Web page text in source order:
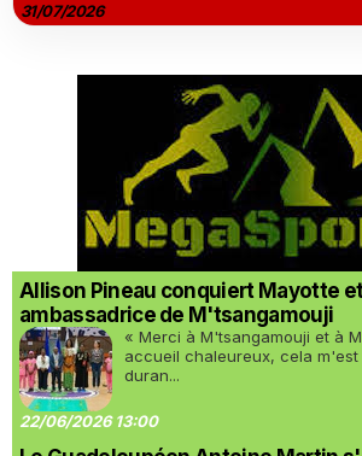
31/07/2026
Allison Pineau conquiert Mayotte
ambassadrice de M'tsangamouji
« Merci à M'tsangamouji et à
accueil chaleureux, cela
duran...
22/06/2026 13:00